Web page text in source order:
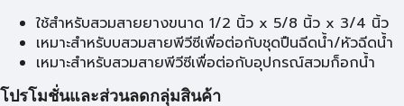
ใช้สำหรับสวมสายยางขนาด 1/2 นิ้ว x 5/8 นิ้ว x 3/4 นิ้ว
เหมาะสำหรับบสวมสายพีวีซีเพื่อต่อกับชุดปืนฉีดน้ำ/หัวฉีดน้ำ
เหมาะสำหรับสวมสายพีวีซีเพื่อต่อกับอุปกรณ์สวมก็อกน้ำ
โปรโมชั่นและส่วนลดกลุ่มสินค้า